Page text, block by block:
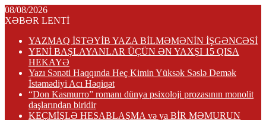
08/08/2026
XƏBƏR LENTİ
YAZMAQ İSTƏYİB YAZA BİLMƏMƏNİN İŞGƏNCƏSİ
YENİ BAŞLAYANLAR ÜÇÜN ƏN YAXŞI 15 QISA
HEKAYƏ
Yazı Sənəti Haqqında Heç Kimin Yüksək Səslə Demək
İstəmədiyi Acı Həqiqət
“Don Kasmurro” romanı dünya psixoloji prozasının monolit
daşlarından biridir
KEÇMİŞLƏ HESABLAŞMA və ya BİR MƏMURUN